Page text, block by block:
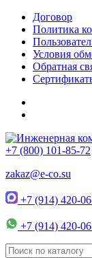
Договор
Политика
Условия
Обратная
+7 (800) 101-85-72
zakaz@e-co.su
+7 (914) 420-
+7 (914) 420-